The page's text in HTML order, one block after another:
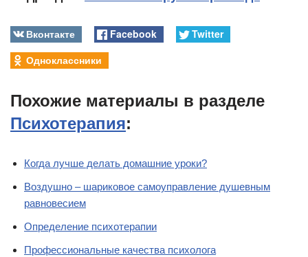
Вконтакте Facebook
Twitter
Одноклассники
Похожие материалы в разделе
Психотерапия:
Когда лучше делать домашние уроки?
Воздушно – шариковое самоуправление душевным
равновесием
Определение психотерапии
Профессиональные качества психолога